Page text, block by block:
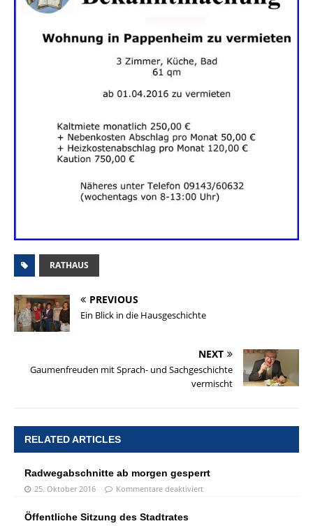
RATHAUS
PREVIOUS
Ein Blick in die Hausgeschichte
NEXT
Gaumenfreuden mit Sprach- und Sachgeschichte
vermischt
RELATED ARTICLES
Radwegabschnitte ab morgen gesperrt
25. Oktober 2016 Kommentare deaktiviert
Öffentliche Sitzung des Stadtrates